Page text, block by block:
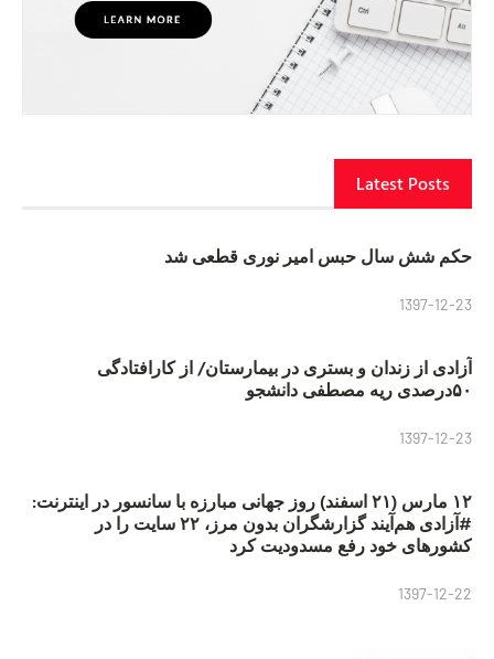
Latest Posts
حکم شش سال حبس امیر نوری قطعی شد
1397-12-23
آزادی از زندان و بستری در بیمارستان/ از کارافتادگی
۵۰درصدی ریه مصطفی دانشجو
1397-12-23
۱۲ مارس (۲۱ اسفند) روز جهانی مبارزه با سانسور در اینترنت:
#آزادی هم‌آیند گزارشگران‌ بدون مرز، ۲۲ سایت را در
کشورهای خود رفع مسدودیت کرد
1397-12-22